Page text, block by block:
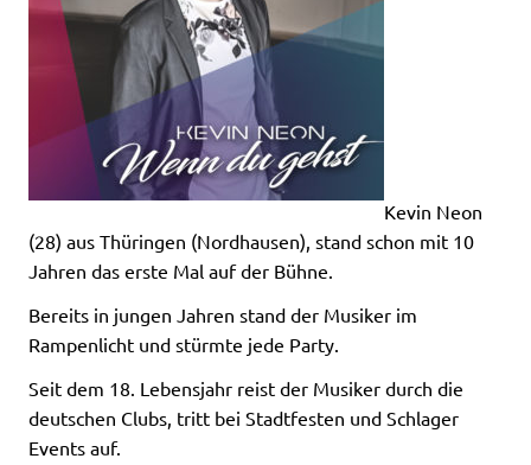
Kevin Neon
(28) aus Thüringen (Nordhausen), stand schon mit 10
Jahren das erste Mal auf der Bühne.
Bereits in jungen Jahren stand der Musiker im
Rampenlicht und stürmte jede Party.
Seit dem 18. Lebensjahr reist der Musiker durch die
deutschen Clubs, tritt bei Stadtfesten und Schlager
Events auf.